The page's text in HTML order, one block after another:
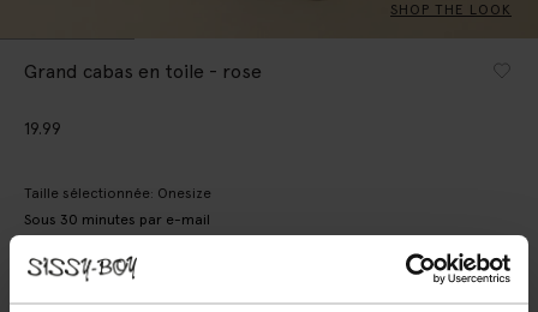
SHOP THE LOOK
Grand cabas en toile - rose
19.99
Taille sélectionnée: Onesize
Sous 30 minutes par e-mail